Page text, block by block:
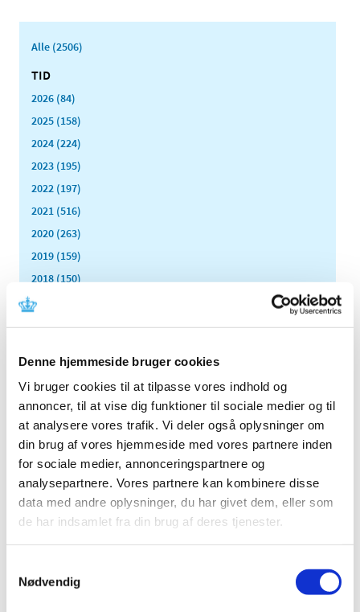
Denne hjemmeside bruger cookies
Vi bruger cookies til at tilpasse vores indhold og
annoncer, til at vise dig funktioner til sociale medier og til
at analysere vores trafik. Vi deler også oplysninger om
din brug af vores hjemmeside med vores partnere inden
for sociale medier, annonceringspartnere og
analysepartnere. Vores partnere kan kombinere disse
data med andre oplysninger, du har givet dem, eller som
de har indsamlet fra din brug af deres tjenester.
Nødvendig
Alle (2506)
TID
2026 (84)
2025 (158)
2024 (224)
2023 (195)
2022 (197)
2021 (516)
2020 (263)
2019 (159)
2018 (150)
2017 (167)
2014 (44)
2013 (49)
2012 (44)
2011 (13)
november (1)
oktober (2)
september (2)
august (2)
maj (2)